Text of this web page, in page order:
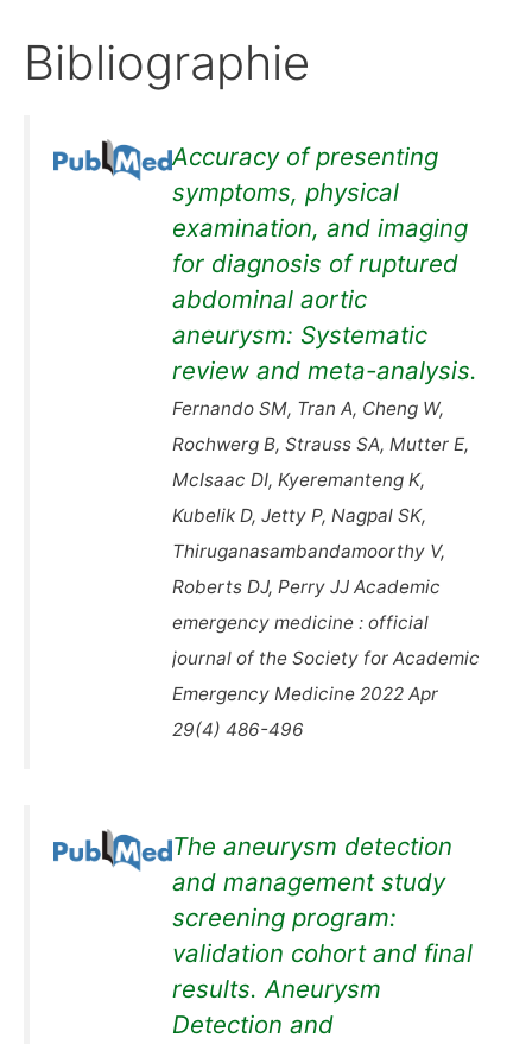
Bibliographie
Accuracy of presenting
symptoms, physical
examination, and imaging
for diagnosis of ruptured
abdominal aortic
aneurysm: Systematic
review and meta-analysis.
Fernando SM, Tran A, Cheng W,
Rochwerg B, Strauss SA, Mutter E,
McIsaac DI, Kyeremanteng K,
Kubelik D, Jetty P, Nagpal SK,
Thiruganasambandamoorthy V,
Roberts DJ, Perry JJ Academic
emergency medicine : official
journal of the Society for Academic
Emergency Medicine 2022 Apr
29(4) 486-496
The aneurysm detection
and management study
screening program:
validation cohort and final
results. Aneurysm
Detection and